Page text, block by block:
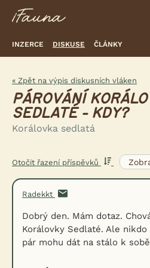
INZERCE DISKUSE ČLÁNKY
« Zpět na výpis diskusních vláken
PÁROVÁNÍ
SEDLATÉ - KDY?
Korálovka sedlatá
Otočit řazení příspěvků
Radekkt
Dobrý den. Mám dotaz.
Korálovky Sedlaté. Ale
pár mohu dát na stálo k